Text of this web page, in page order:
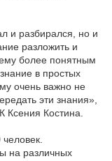
и разбирался, но и
разложить и
более понятным
в простых
очень важно не
эти знания»,
Ксения Костина.
на различных